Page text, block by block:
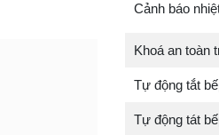
Cảnh báo
Khoá an toàn
Tự động tắt
Tự động tát